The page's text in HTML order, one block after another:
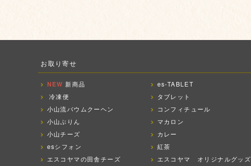
お取り寄せ
NEW 新商品
冷凍便
小山流バウムクーヘン
小山ぷりん
小山チーズ
esシフォン
エスコヤマの田舎チーズ
es-TABLET
タブレット
コンフィチュール
マカロン
カレー
紅茶
エスコヤマ オリジナルグッズ